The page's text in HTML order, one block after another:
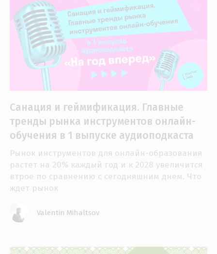
Санация и геймификация. Главные
тренды рынка инструментов онлайн-
обучения в 1 выпуске аудиоподкаста
Рынок инструментов для онлайн-образования
растет на 20% каждый год и к 2028 увеличится
втрое по сравнению с сегодняшним днем. Что
ждет рынок
Valentin Mihaltsov